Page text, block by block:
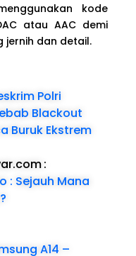
kode
atau AAC demi
jernih dan detail.
Polri
Blackout
Buruk Ekstrem
:
: Sejauh Mana
A14 –